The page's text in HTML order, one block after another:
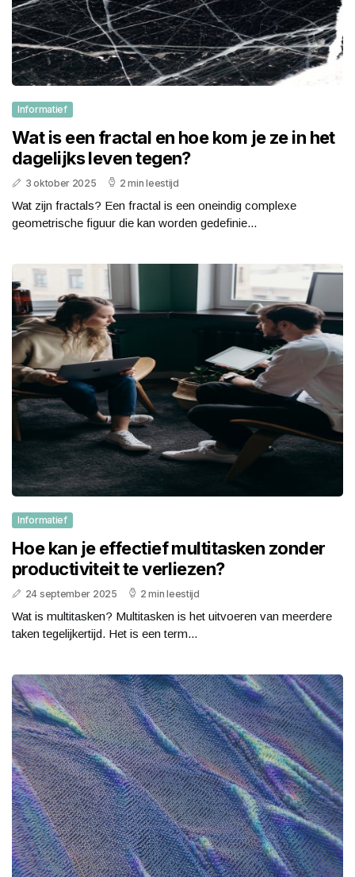
Informatief
Wat is een fractal en hoe kom je ze in het
dagelijks leven tegen?
3 oktober 2025 2 min leestijd
Wat zijn fractals? Een fractal is een oneindig complexe
geometrische figuur die kan worden gedefinie...
Informatief
Hoe kan je effectief multitasken zonder
productiviteit te verliezen?
24 september 2025 2 min leestijd
Wat is multitasken? Multitasken is het uitvoeren van meerdere
taken tegelijkertijd. Het is een term...